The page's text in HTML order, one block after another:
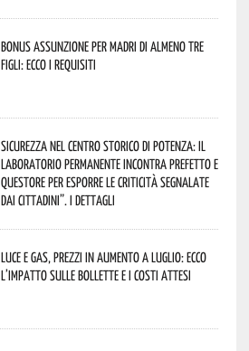
Bonus assunzione per madri di almeno tre
figli: ecco i requisiti
Sicurezza nel Centro Storico di Potenza: il
Laboratorio Permanente incontra Prefetto e
Questore per esporre le criticità segnalate
dai cittadini”. I dettagli
Luce e gas, prezzi in aumento a luglio: ecco
l’impatto sulle bollette e i costi attesi